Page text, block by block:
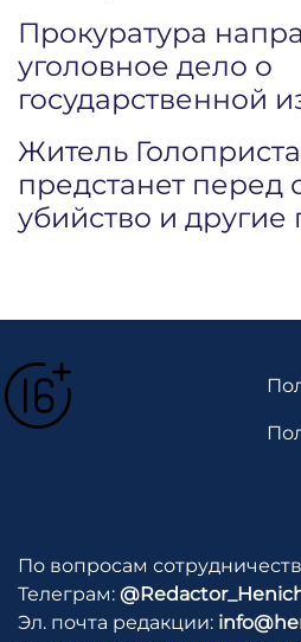
Прокуратура
уголовное дело о
государственной
Житель
предстанет перед
убийство и другие
По вопросам
Телеграм:
Эл. почта редакции: